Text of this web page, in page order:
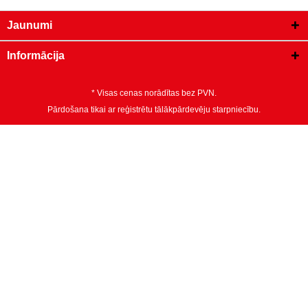
Jaunumi
Informācija
* Visas cenas norādītas bez PVN.
Pārdošana tikai ar reģistrētu tālākpārdevēju starpniecību.